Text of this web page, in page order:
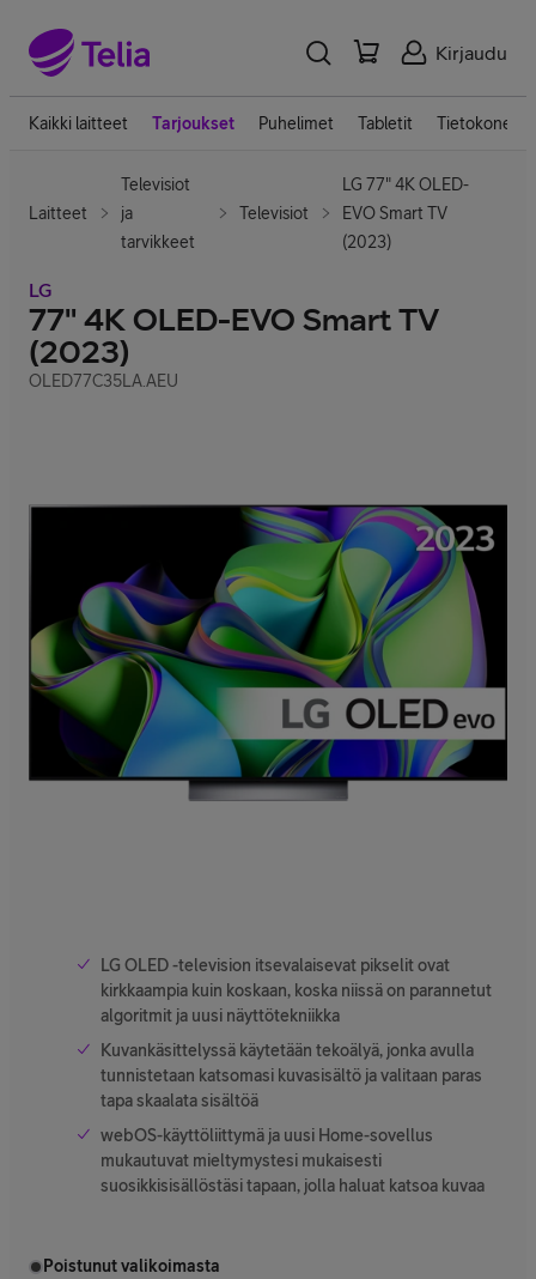
Kirjaudu
Kaikki laitteet Tarjoukset Puhelimet Tabletit Tietokoneet
Laitteet
Televisiot
ja
tarvikkeet
Televisiot
LG 77" 4K OLED-
EVO Smart TV
(2023)
LG
77" 4K OLED-EVO Smart TV
(2023)
OLED77C35LA.AEU
LG OLED -television itsevalaisevat pikselit ovat
kirkkaampia kuin koskaan, koska niissä on parannetut
algoritmit ja uusi näyttötekniikka
Kuvankäsittelyssä käytetään tekoälyä, jonka avulla
tunnistetaan katsomasi kuvasisältö ja valitaan paras
tapa skaalata sisältöä
webOS-käyttöliittymä ja uusi Home-sovellus
mukautuvat mieltymystesi mukaisesti
suosikkisisällöstäsi tapaan, jolla haluat katsoa kuvaa
Poistunut valikoimasta